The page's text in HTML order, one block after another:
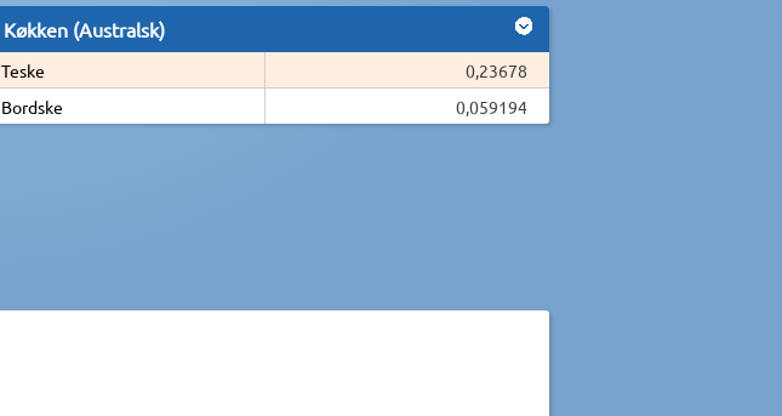
Køkken (Australsk)
Teske
0,23678
Bordske
0,059194